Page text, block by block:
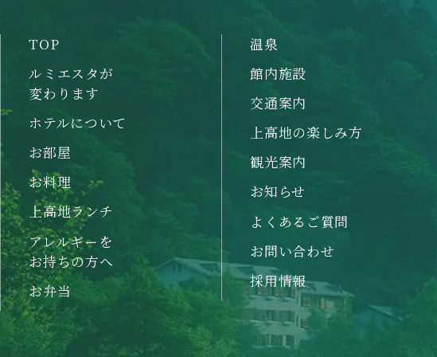
TOP
ルミエスタが
変わります
ホテルについて
お部屋
お料理
上高地ランチ
アレルギーを
お持ちの方へ
お弁当
温泉
館内施設
交通案内
上高地の楽しみ方
観光案内
お知らせ
よくあるご質問
お問い合わせ
採用情報